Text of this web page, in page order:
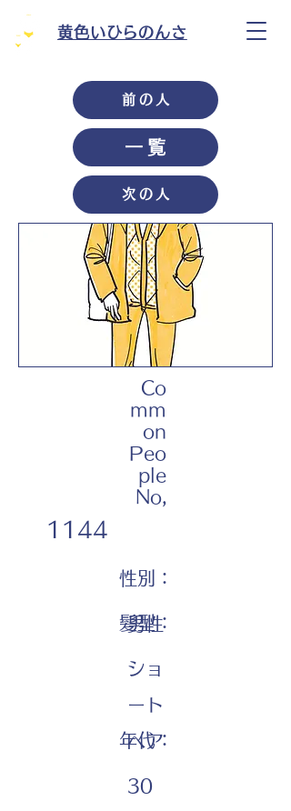
黄色いひらのんさ
前の人
一覧
次の人
Co
mm
on
Peo
ple
No,
1144
性別：
男性
髪型：
ショ
ート
ヘア
年代：
30